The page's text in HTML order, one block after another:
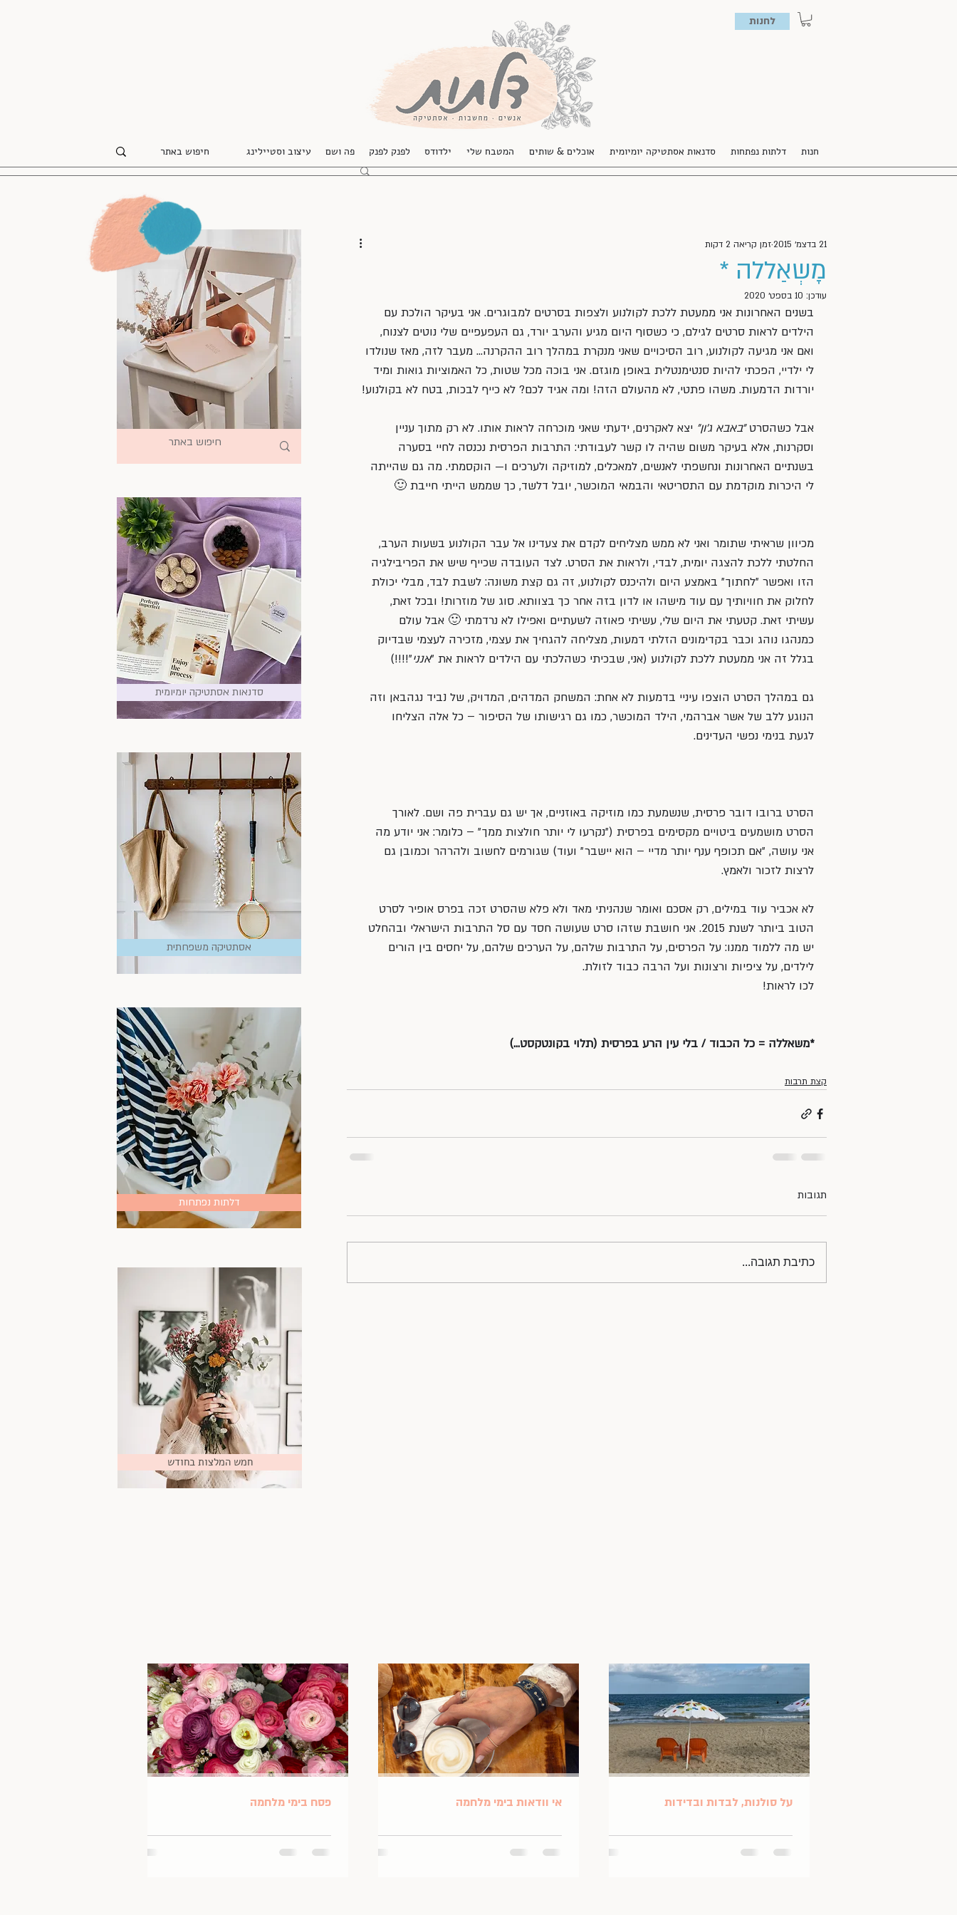
לחנות
חנות דלתות נפתחות סדנאות אסתטיקה יומיומית אוכלים & שותים המטבח שלי ילדודס לפנק לפנק פה ושם עיצוב וסטיילינג
מָשְאַללה *
21 בדצמ׳ 2015 זמן קריאה 2 דקות
עודכן: 10 בספט׳ 2020
בשנים האחרונות אני ממעטת ללכת לקולנוע ולצפות בסרטים למבוגרים. אני בעיקר הולכת עם
הילדים לראות סרטים לגילם, כי כשסוף היום מגיע והערב יורד, גם העפעפיים שלי נוטים לצנוח,
ואם אני מגיעה לקולנוע, רוב הסיכויים שאני מנקרת במהלך רוב ההקרנה… מעבר לזה, מאז שנולדו
לי ילדיי, הפכתי להיות סנטימנטלית באופן מוגזם. אני בוכה מכל שטות, כל האמוציות גואות ומיד
יורדות הדמעות. משהו פתטי, לא מהעולם הזה! ומה אגיד לכם? לא כייף לבכות, בטח לא בקולנוע!
אבל כשהסרט ״באבא ג׳ון״ יצא לאקרנים, ידעתי שאני מוכרחה לראות אותו. לא רק מתוך עניין
וסקרנות, אלא בעיקר משום שהיה לו קשר לעבודתי: התרבות הפרסית נכנסה לחיי בסערה
בשנתיים האחרונות ונחשפתי לאנשים, למאכלים, למוזיקה ולערכים ו— הוקסמתי. מה גם שהייתה
לי היכרות מוקדמת עם התסריטאי והבמאי המוכשר, יובל דלשד, כך שממש הייתי חייבת 🙂
מכיוון שראיתי שתומר ואני לא ממש מצליחים לקדם את צעדינו אל עבר הקולנוע בשעות הערב,
החלטתי ללכת להצגה יומית, לבדי, ולראות את הסרט. לצד העובדה שכייף שיש את הפריבילגיה
הזו ואפשר ״לחתוך״ באמצע היום ולהיכנס לקולנוע, זה גם קצת משונה: לשבת לבד, מבלי יכולת
לחלוק את חוויותיך עם עוד מישהו או לדון בזה אחר כך בצוותא. סוג של מוזרות! ובכל זאת,
עשיתי זאת. קטעתי את היום שלי, עשיתי פאוזה לשעתיים ואפילו לא נרדמתי 🙂 אבל עולם
כמנהגו נוהג וכבר בקדימונים הזלתי דמעות, מצליחה להגחיך את עצמי, מזכירה לעצמי שבדיוק
בגלל זה אני ממעטת ללכת לקולנוע (אני, שבכיתי כשהלכתי עם הילדים לראות את ״אנני״!!!!)
גם במהלך הסרט הוצפו עיניי בדמעות לא אחת: המשחק המדהים, המדויק, של נביד נגהבאן וזה
הנוגע ללב של אשר אברהמי, הילד המוכשר, כמו גם רגישותו של הסיפור – כל אלה הצליחו
לגעת בנימי נפשי העדינים.
הסרט ברובו דובר פרסית, שנשמעת כמו מוזיקה באוזניים, אך יש גם עברית פה ושם. לאורך
הסרט מושמעים ביטויים מקסימים בפרסית (״נקרעו לי יותר חולצות ממך״ – כלומר: אני יודע מה
אני עושה, ״אם תכופף ענף יותר מדיי – הוא יישבר״ ועוד) שגורמים לחשוב ולהרהר וכמובן גם
לרצות לזכור ולאמץ.
לא אכביר עוד במילים, רק אסכם ואומר שנהניתי מאד ולא פלא שהסרט זכה בפרס אופיר לסרט
הטוב ביותר לשנת 2015. אני חושבת שזהו סרט שעושה חסד עם סל התרבות הישראלי ובהחלט
יש מה ללמוד ממנו: על הפרסים, על התרבות שלהם, על הערכים שלהם, על יחסים בין הורים
לילדים, על ציפיות ורצונות ועל הרבה כבוד לזולת.
לכו לראות!
*משאללה = כל הכבוד / בלי עין הרע בפרסית (תלוי בקונטקסט…)
קצת תרבות
תגובות
כתיבת תגובה...
סדנאות אסתטיקה יומיומית
אסתטיקה משפחתית
דלתות נפתחות
חמש המלצות בחודש
על סולנות, לבדות ובדידות אי וודאות בימי מלחמה פסח בימי מלחמה